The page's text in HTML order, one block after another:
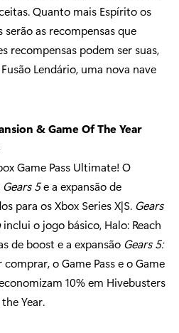
Quanto mais Espírito os
as recompensas que
recompensas podem ser suas,
Lendário, uma nova nave
& Game Of The Year
Game Pass Ultimate! O
Gears 5e a expansão de
para os Xbox Series X|S. Gears
inclui o jogo básico, Halo: Reach
de boost e a expansão Gears 5:
comprar, o Game Pass e o Game
10% em Hivebusters
Year.